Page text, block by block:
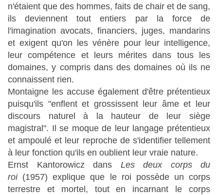
n'étaient que des hommes, faits de chair et de sang,
ils deviennent tout entiers par la force de
l'imagination avocats, financiers, juges, mandarins
et exigent qu'on les vénère pour leur intelligence,
leur compétence et leurs mérites dans tous les
domaines, y compris dans des domaines où ils ne
connaissent rien.
Montaigne les accuse également d'être prétentieux
puisqu'ils "enflent et grossissent leur âme et leur
discours naturel à la hauteur de leur siège
magistral". Il se moque de leur langage prétentieux
et ampoulé et leur reproche de s'identifier tellement
à leur fonction qu'ils en oublient leur vraie nature.
Ernst Kantorowicz dans Les deux corps du
roi (1957) explique que le roi possède un corps
terrestre et mortel, tout en incarnant le corps